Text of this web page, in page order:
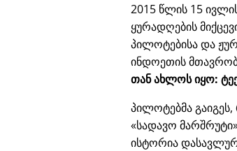
2015 წლის 15
ყურადღების
პილოტებისა და
ინდოეთის
თან ახლოს იყო:
პილოტებმა
სადავო მარშრუტი
ისტორია